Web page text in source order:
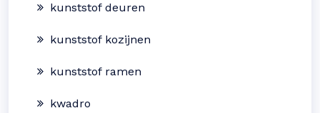
kunststof deuren
kunststof kozijnen
kunststof ramen
kwadro